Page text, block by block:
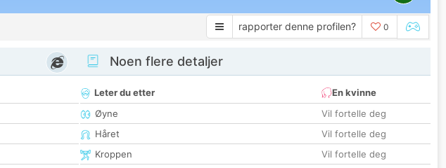
rapporter denne profilen? 0
Noen flere detaljer
Leter du etter
En kvinne
Øyne
Vil fortelle deg
Håret
Vil fortelle deg
Kroppen
Vil fortelle deg